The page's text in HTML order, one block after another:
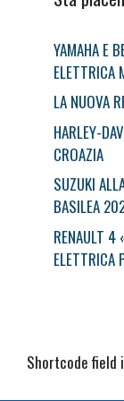
YAMAHA E
ELETTRICA
LA NUOVA
HARLEY-
CROAZIA
SUZUKI
BASILEA
RENAULT
ELETTRICA
Shortcode field